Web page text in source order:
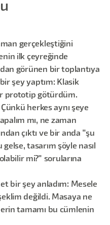
gerçekleştiğini
ilk çeyreğinde
görünen bir toplantıya
şey yaptım: Klasik
prototip götürdüm.
herkes aynı şeye
mı, ne zaman
çıktı ve bir anda "şu
tasarım şöyle nasıl
mi?" sorularına
bir şey anladım: Mesele
değildi. Masaya ne
tamamı bu cümlenin